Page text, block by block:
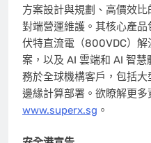
方案設計與規劃、高價效
對端營運維護。其核心產
伏特直流電（800VDC）解
案，以及 AI 雲端和 AI 智
務於全球機構客戶，包括
邊緣計算部署。欲瞭解更多
www.superx.sg 。